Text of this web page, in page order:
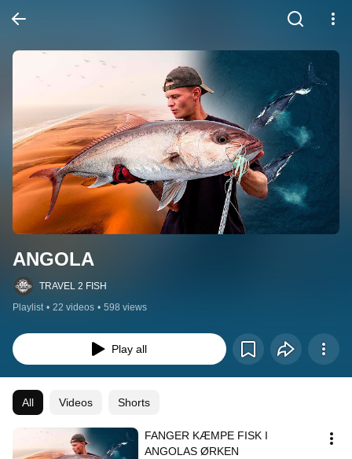
ANGOLA
TRAVEL 2 FISH
Playlist • 22 videos • 598 views
Play all
All Videos Shorts
FANGER KÆMPE FISK I
ANGOLAS ØRKEN